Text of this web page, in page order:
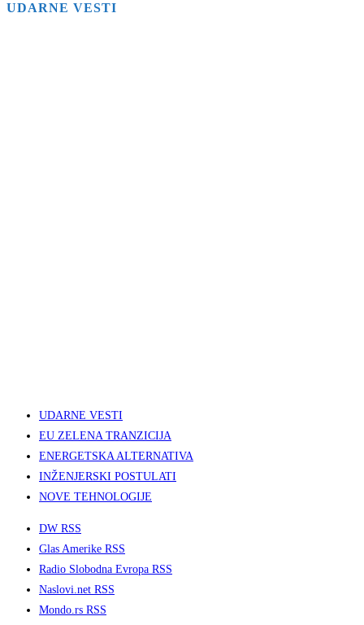
UDARNE VESTI
UDARNE VESTI
EU ZELENA TRANZICIJA
ENERGETSKA ALTERNATIVA
INŽENJERSKI POSTULATI
NOVE TEHNOLOGIJE
DW RSS
Glas Amerike RSS
Radio Slobodna Evropa RSS
Naslovi.net RSS
Mondo.rs RSS